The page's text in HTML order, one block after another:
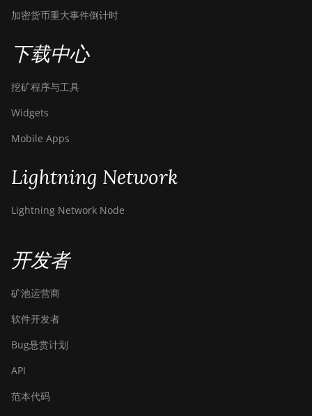
加密货币重大事件倒计时
下载中心
挖矿程序与工具
Widgets
Mobile Apps
Lightning Network
Lightning Network Node
开发者
矿池运营商
软件开发者
Bug悬赏计划
API
范本代码